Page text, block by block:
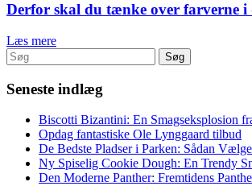
Derfor skal du tænke over farverne i
Læs mere
Seneste indlæg
Biscotti Bizantini: En Smagseksplosion
Opdag fantastiske Ole Lynggaard tilbud
De Bedste Pladser i Parken: Sådan
Ny Spiselig Cookie Dough: En Trendy
Den Moderne Panther: Fremtidens